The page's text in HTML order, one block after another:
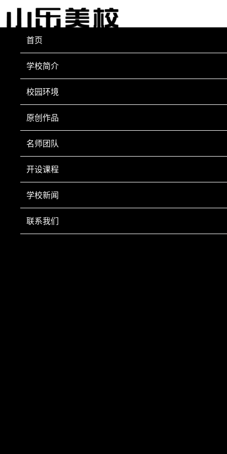
首页
学校简介
校园环境
原创作品
名师团队
开设课程
学校新闻
联系我们